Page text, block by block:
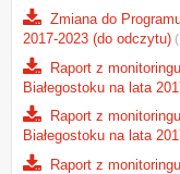
Zmiana do
2017-2023 (do odczytu)
Raport z
Białegostoku na lata
Raport z
Białegostoku na lata
Raport z